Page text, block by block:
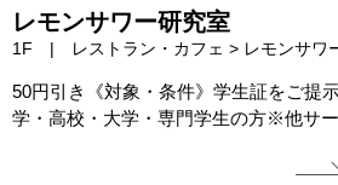
レモンサワー研究室
1F | レストラン・カフェ > レモンサワ
50円引き《対象・条件》学生証をご提
学・高校・大学・専門学生の方※他サ